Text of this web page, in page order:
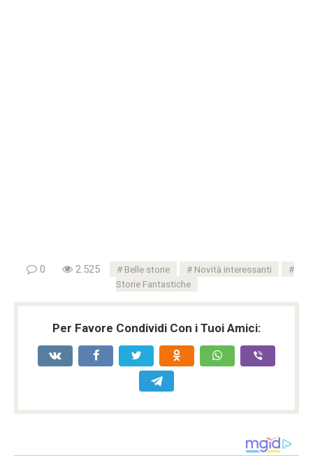
0 2.525 Belle storie
Novità interessanti
Storie Fantastiche
Per Favore Condividi Con i Tuoi Amici: